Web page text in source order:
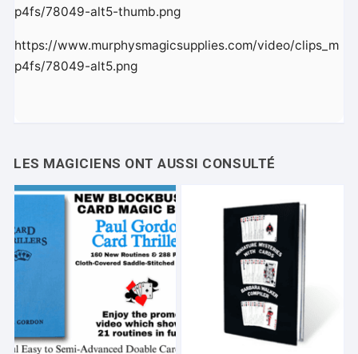
p4fs/78049-alt5-thumb.png
https://www.murphysmagicsupplies.com/video/clips_m
p4fs/78049-alt5.png